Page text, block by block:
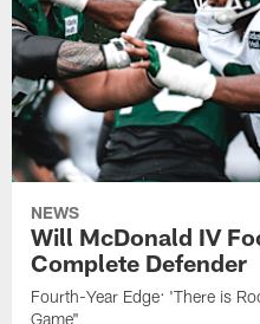
NEWS
Will McDonald IV
Complete Defender
Fourth-Year Edge: 'There is
Game"